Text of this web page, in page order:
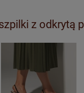
z odkrytą